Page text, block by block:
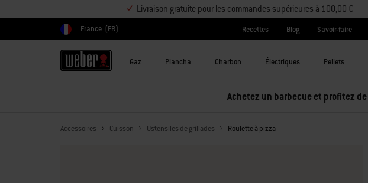
Livraison gratuite pour les commandes supérieures à 100,00 €
Choisir un pays
France (FR) Recettes Blog Savoir-faire
Gaz Plancha Charbon Électriques Pellets
Accessoires Cuisson Ustensiles de grillades Roulette à pizza